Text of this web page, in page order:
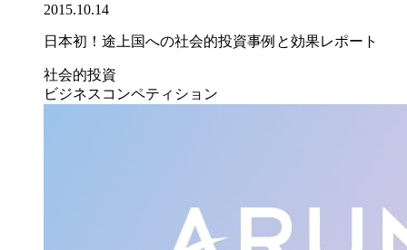
2015.10.14
日本初！途上国への社会的投資事例と効果レポート
社会的投資
ビジネスコンペティション